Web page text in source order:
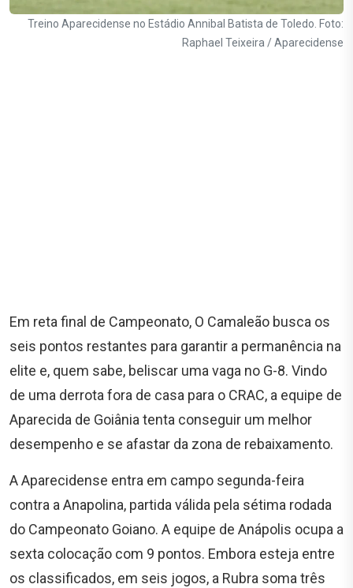
Treino Aparecidense no Estádio Annibal Batista de Toledo. Foto:
Raphael Teixeira / Aparecidense
Em reta final de Campeonato, O Camaleão busca os
seis pontos restantes para garantir a permanência na
elite e, quem sabe, beliscar uma vaga no G-8. Vindo
de uma derrota fora de casa para o CRAC, a equipe de
Aparecida de Goiânia tenta conseguir um melhor
desempenho e se afastar da zona de rebaixamento.
A Aparecidense entra em campo segunda-feira
contra a Anapolina, partida válida pela sétima rodada
do Campeonato Goiano. A equipe de Anápolis ocupa a
sexta colocação com 9 pontos. Embora esteja entre
os classificados, em seis jogos, a Rubra soma três